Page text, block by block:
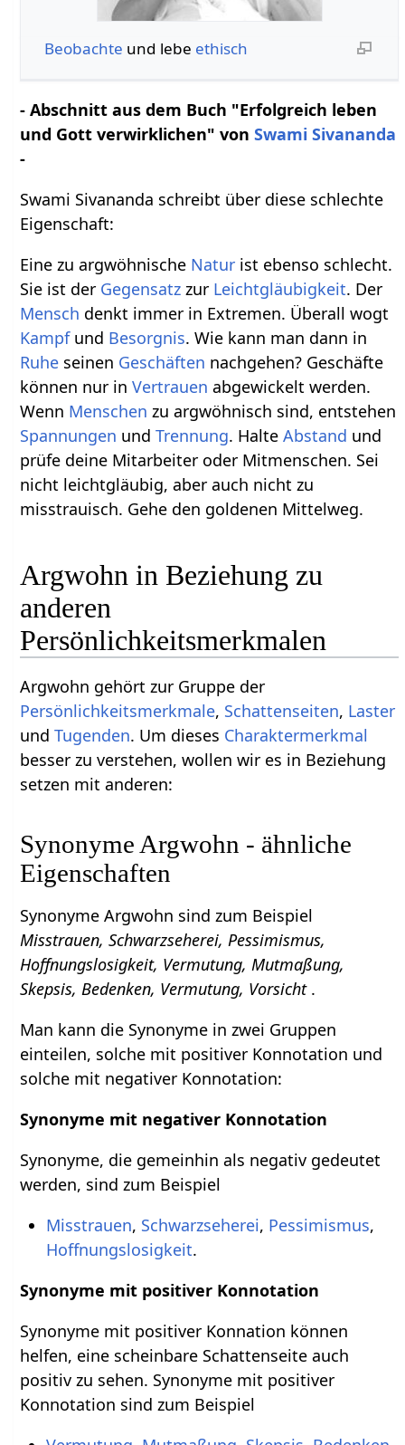
Beobachte und lebe ethisch
- Abschnitt aus dem Buch "Erfolgreich leben
und Gott verwirklichen" vonSwami Sivananda
-
Swami Sivananda schreibt über diese schlechte
Eigenschaft:
Eine zu argwöhnische Natur ist ebenso schlecht.
Sie ist der Gegensatz zur Leichtgläubigkeit. Der
Mensch denkt immer in Extremen. Überall wogt
Kampfund Besorgnis. Wie kann man dann in
Ruhe seinen Geschäften nachgehen? Geschäfte
können nur inVertrauen abgewickelt werden.
Wenn Menschen zu argwöhnisch sind, entstehen
Spannungen undTrennung. HalteAbstand und
prüfe deine Mitarbeiter oder Mitmenschen. Sei
nicht leichtgläubig, aber auch nicht zu
misstrauisch. Gehe den goldenen Mittelweg.
Argwohn in Beziehung zu
anderen
Persönlichkeitsmerkmalen
Argwohn gehört zur Gruppe der
Persönlichkeitsmerkmale, Schattenseiten, Laster
undTugenden. Um dieses Charaktermerkmal
besser zu verstehen, wollen wir es in Beziehung
setzen mit anderen:
Synonyme Argwohn - ähnliche
Eigenschaften
Synonyme Argwohn sind zum Beispiel
Misstrauen, Schwarzseherei, Pessimismus,
Hoffnungslosigkeit, Vermutung, Mutmaßung,
Skepsis, Bedenken, Vermutung, Vorsicht .
Man kann die Synonyme in zwei Gruppen
einteilen, solche mit positiver Konnotation und
solche mit negativer Konnotation:
Synonyme mit negativer Konnotation
Synonyme, die gemeinhin als negativ gedeutet
werden, sind zum Beispiel
Misstrauen, Schwarzseherei, Pessimismus,
Hoffnungslosigkeit.
Synonyme mit positiver Konnotation
Synonyme mit positiver Konnation können
helfen, eine scheinbare Schattenseite auch
positiv zu sehen. Synonyme mit positiver
Konnotation sind zum Beispiel